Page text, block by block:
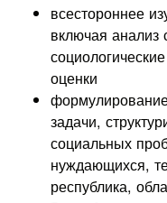
всестороннее
включая анализ
оценки
задачи,
социальных
нуждающихся,
республика,